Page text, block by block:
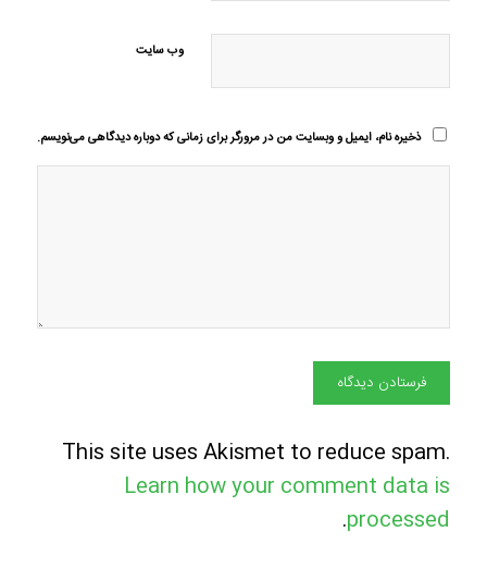
وب‌ سایت
ذخیره نام، ایمیل و وبسایت من در مرورگر برای زمانی که دوباره دیدگاهی می‌نویسم.
This site uses Akismet to reduce spam.
Learn how your comment data is
processed
.